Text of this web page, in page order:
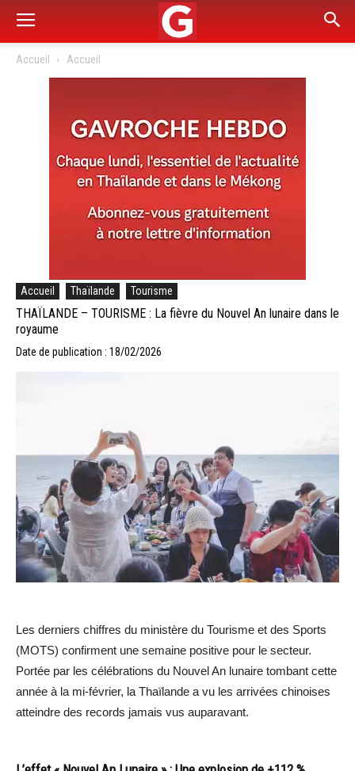
Accueil Accueil
Accueil Thaïlande Tourisme
THAÏLANDE – TOURISME : La fièvre du Nouvel An lunaire dans le
royaume
Date de publication : 18/02/2026
Les derniers chiffres du ministère du Tourisme et des Sports
(MOTS) confirment une semaine positive pour le secteur.
Portée par les célébrations du Nouvel An lunaire tombant cette
année à la mi-février, la Thaïlande a vu les arrivées chinoises
atteindre des records jamais vus auparavant.